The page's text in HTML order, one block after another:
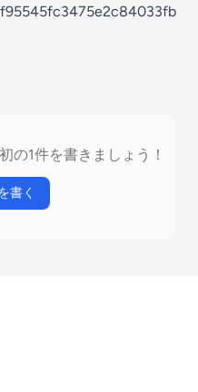
の1件を書きましょう！
書く